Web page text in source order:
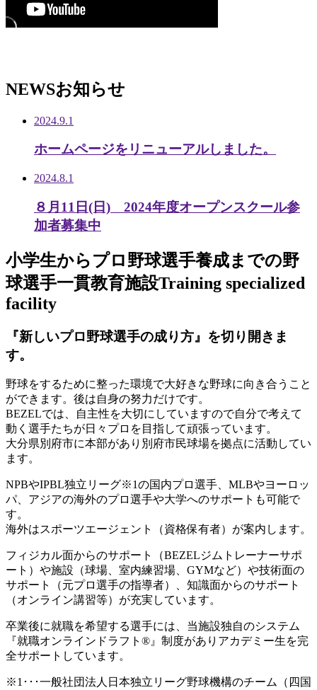
NEWSお知らせ
2024.9.1
ホームページをリニューアルしました。
2024.8.1
８月11日(日) 2024年度オープンスクール参
加者募集中
小学生からプロ野球選手養成までの野
球選手一貫教育施設Training specialized
facility
『新しいプロ野球選手の成り方』を切り開きま
す。
野球をするために整った環境で大好きな野球に向き合うこと
ができます。後は自身の努力だけです。
BEZELでは、自主性を大切にしていますので自分で考えて
動く選手たちが日々プロを目指して頑張っています。
大分県別府市に本部があり別府市民球場を拠点に活動してい
ます。
NPBやIPBL独立リーグ※1の国内プロ選手、MLBやヨーロッ
パ、アジアの海外のプロ選手や大学へのサポートも可能で
す。
海外はスポーツエージェント（資格保有者）が案内します。
フィジカル面からのサポート（BEZELジムトレーナーサポ
ート）や施設（球場、室内練習場、GYMなど）や技術面の
サポート（元プロ選手の指導者）、知識面からのサポート
（オンライン講習等）が充実しています。
卒業後に就職を希望する選手には、当施設独自のシステム
『就職オンラインドラフト®』制度がありアカデミー生を完
全サポートしています。
※1･･･一般社団法人日本独立リーグ野球機構のチーム（四国